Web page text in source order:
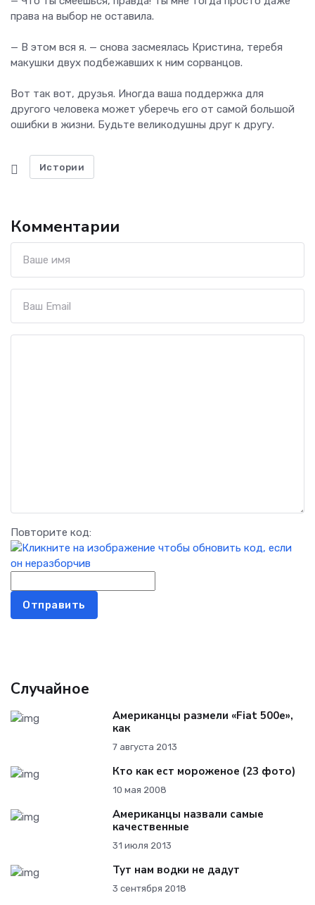
права на выбор не оставила.
— В этом вся я. — снова засмеялась Кристина, теребя
макушки двух подбежавших к ним сорванцов.
Вот так вот, друзья. Иногда ваша поддержка для
другого человека может уберечь его от самой большой
ошибки в жизни. Будьте великодушны друг к другу.
Истории
Комментарии
Повторите код:
Отправить
Случайное
Американцы размели «Fiat 500e»,
как
7 августа 2013
Кто как ест мороженое (23 фото)
10 мая 2008
Американцы назвали самые
качественные
31 июля 2013
Тут нам водки не дадут
3 сентября 2018